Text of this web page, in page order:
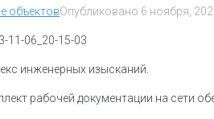
объектовОпубликовано 6 ноября,
инженерных изысканий.
рабочей документации на сети